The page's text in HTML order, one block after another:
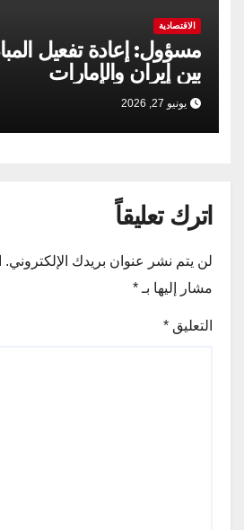
الاقتصادية
مسؤول: إعادة تفعيل
بين إيران والإمارات
يونيو 27, 2026
اترك تعليقاً
لن يتم نشر عنوان بريدك الإلكتروني.
مشار إليها بـ *
التعليق *